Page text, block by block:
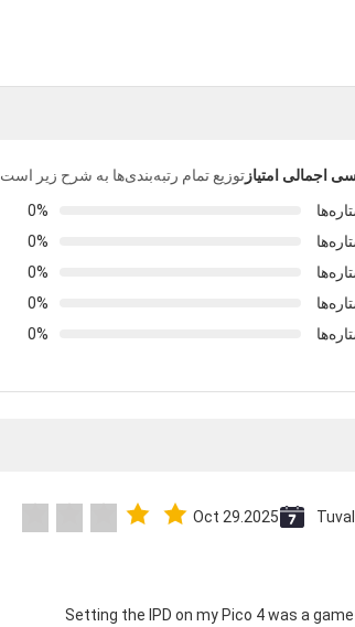
اجمالی امتیاز توزیع تمام رتبه‌بندی‌ها به شرح زیر است.
0%
0%
0%
0%
0%
Oct 29.2025
"Setting the IPD on my Pico 4 was a